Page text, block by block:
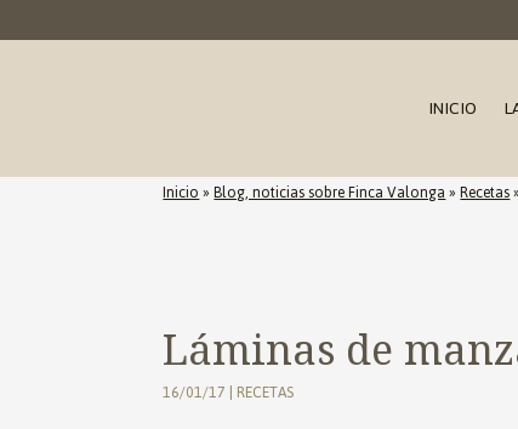
INICIO
Inicio»Blog, noticias sobre Finca Valonga»Recetas
Láminas de
16/01/17 | RECETAS